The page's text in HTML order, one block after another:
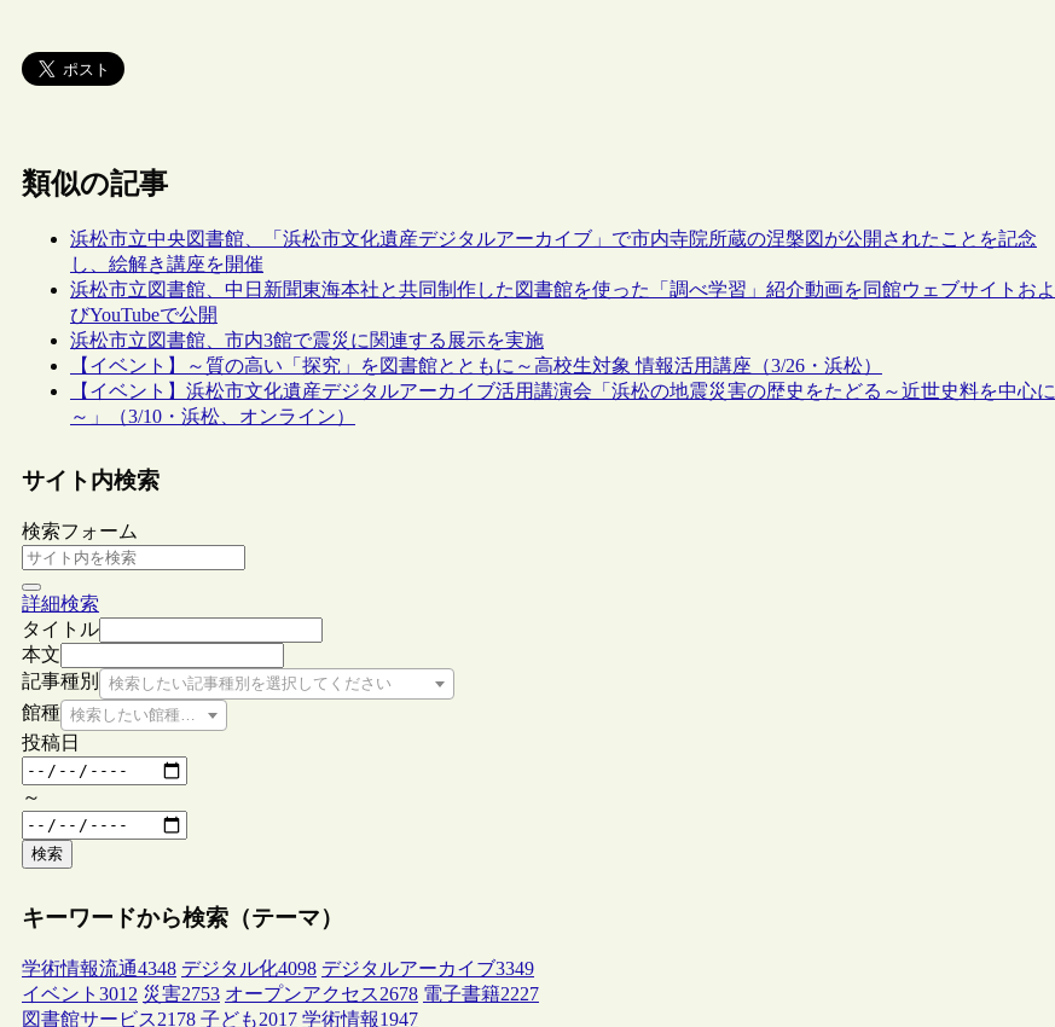
類似の記事
浜松市立中央図書館、「浜松市文化遺産デジタルアーカイブ」で市内寺院所蔵の涅槃図が公開されたことを記念
し、絵解き講座を開催
浜松市立図書館、中日新聞東海本社と共同制作した図書館を使った「調べ学習」紹介動画を同館ウェブサイトおよ
びYouTubeで公開
浜松市立図書館、市内3館で震災に関連する展示を実施
【イベント】～質の高い「探究」を図書館とともに～高校生対象 情報活用講座（3/26・浜松）
【イベント】浜松市文化遺産デジタルアーカイブ活用講演会「浜松の地震災害の歴史をたどる～近世史料を中心に
～」（3/10・浜松、オンライン）
サイト内検索
検索フォーム
詳細検索
タイトル
本文
記事種別
検索したい記事種別を選択してください
館種 検索したい館種を選択してください
投稿日
～
検索
キーワードから検索（テーマ）
学術情報流通4348 デジタル化4098 デジタルアーカイブ3349
イベント 3012 災害2753 オープンアクセス2678 電子書籍2227
図書館サービス2178 子ども2017 学術情報1947